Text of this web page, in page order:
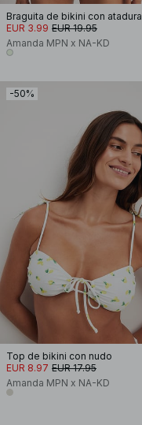
Braguita de bikini con atadura
EUR 3.99 EUR 19.95
Amanda MPN x NA-KD
-50%
Top de bikini con nudo
EUR 8.97 EUR 17.95
Amanda MPN x NA-KD